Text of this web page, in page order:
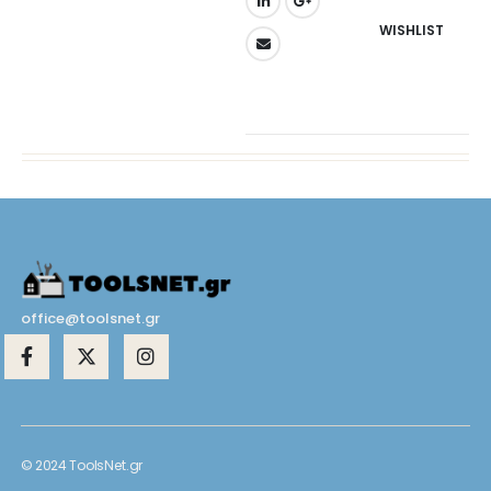
WISHLIST
office@toolsnet.gr
© 2024 ToolsNet.gr